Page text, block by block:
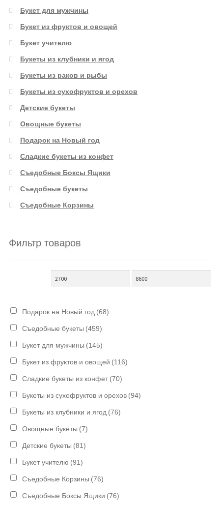
Букет для мужчины
Букет из фруктов и овощей
Букет учителю
Букеты из клубники и ягод
Букеты из раков и рыбы
Букеты из сухофруктов и орехов
Детские букеты
Овощные букеты
Подарок на Новый год
Сладкие букеты из конфет
Съедобные Боксы Ящики
Съедобные букеты
Съедобные Корзины
Фильтр товаров
Подарок на Новый год (68)
Съедобные букеты (459)
Букет для мужчины (145)
Букет из фруктов и овощей (116)
Сладкие букеты из конфет (70)
Букеты из сухофруктов и орехов (94)
Букеты из клубники и ягод (76)
Овощные букеты (7)
Детские букеты (81)
Букет учителю (91)
Съедобные Корзины (76)
Съедобные Боксы Ящики (76)